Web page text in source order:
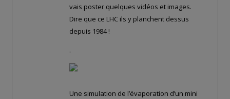
vais poster quelques vidéos et images.
Dire que ce LHC ils y planchent dessus
depuis 1984 !
.
Une simulation de l’évaporation d’un mini